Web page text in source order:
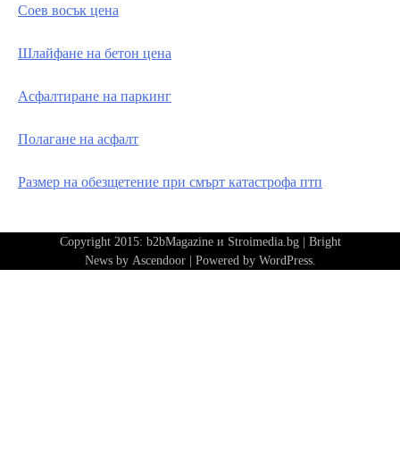
Соев восък цена
Шлайфане на бетон цена
Асфалтиране на паркинг
Полагане на асфалт
Размер на обезщетение при смърт катастрофа птп
Copyright 2015: b2bMagazine и Stroimedia.bg | Bright
News by Ascendoor| Powered by WordPress.